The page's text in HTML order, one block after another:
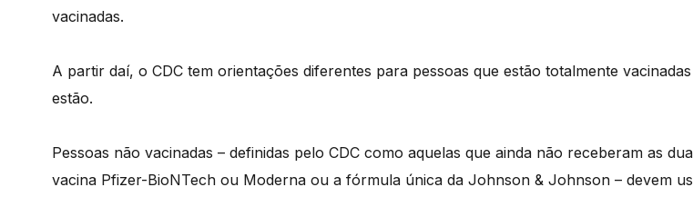
vacinadas.
A partir daí, o CDC tem orientações diferentes para pessoas que estão totalmente
estão.
Pessoas não vacinadas – definidas pelo CDC como aquelas que ainda não receberam as
vacina Pfizer-BioNTech ou Moderna ou a fórmula única da Johnson & Johnson – devem